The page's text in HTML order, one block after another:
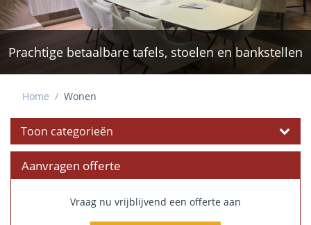
Ruime keuze comfortabele bankstellen
Home / Wonen
Toon categorieën
Aanvragen offerte
Vraag nu vrijblijvend een offerte aan